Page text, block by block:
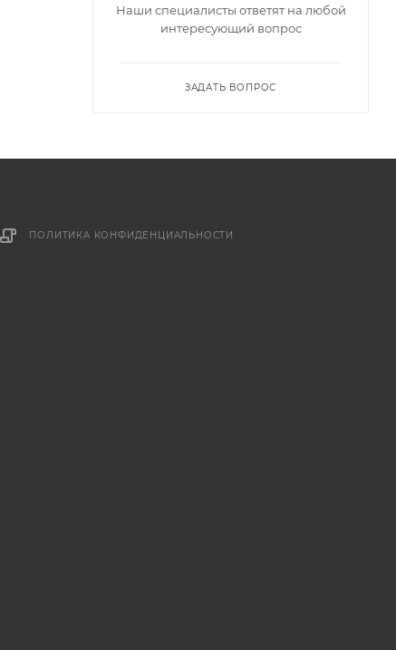
Наши специалисты ответят на любой
интересующий вопрос
ЗАДАТЬ ВОПРОС
ПОЛИТИКА КОНФИДЕНЦИАЛЬНОСТИ